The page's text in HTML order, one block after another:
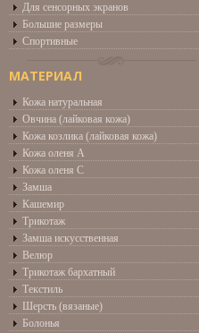
Для сенсорных экранов
Большие размеры
Спортивные
МАТЕРИАЛ
Кожа натуральная
Овчина (лайковая кожа)
Кожа козлика (лайковая кожа)
Кожа оленя А
Кожа оленя С
Замша
Кашемир
Трикотаж
Замша искусственная
Велюр
Трикотаж бархатный
Текстиль
Шерсть (вязаные)
Болонья